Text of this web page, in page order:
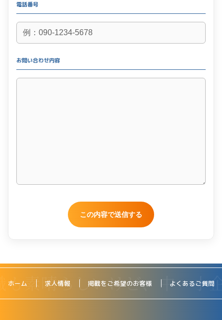
電話番号
お問い合わせ内容
ホーム 求人情報 掲載をご希望のお客様 よくあるご質問